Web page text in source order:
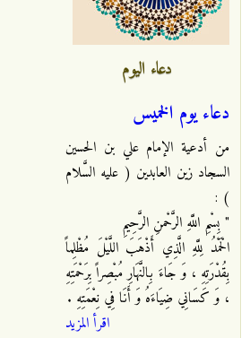
دعاء اليوم
دعاء يوم الخميس
من أدعية الإمام علي بن الحسين
السجاد زين العابدين ( عليه السَّلام
) :
" بِسْمِ اللَّهِ الرَّحْمنِ الرَّحِيمِ
الْحَمْدُ لِلَّهِ الَّذِي أَذْهَبَ اللَّيْلَ مُظْلِماً
بِقُدْرَتِهِ ، وَ جَاءَ بِالنَّهَارِ مُبْصِراً بِرَحْمَتِهِ
، وَ كَسَانِي ضِيَاءَهُ وَ أَنَا فِي نِعْمَتِهِ .
اقرأ المزيد